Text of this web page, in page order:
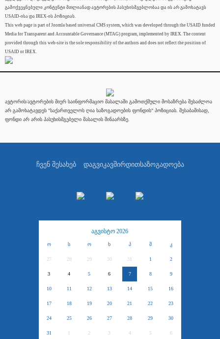
გამოქვეყნებული კონტენტი მთლიანად ავტორების პასუხისმგებლობაა და ის არ გამოხატავს
USAID-ისა და IREX-ის პოზიციას.
This web page is part of Joomla based universal CMS system, which was developed through the USAID funded
Media for Transparent and Accountable Governance (MTAG) program, implemented by IREX. The content
provided through this web-site is the sole responsibility of the authors and does not reflect the position of
USAID or IREX.
ავტორის/ავტორების მიერ საინფორმაციო მასალაში გამოთქმული მოსაზრება შესაძლოა
არ გამოხატავდეს "საქართველოს ღია საზოგადოების ფონდის" პოზიციას. შესაბამისად,
ფონდი არ არის პასუხისმგებელი მასალის შინაარსზე.
ჩვენ შესახებ დაგვიკავშირდითსაზოგადოება
აგვისტო 2026
ო ს ო ხ პ შ კ
27 28 29 30 31 1 2
3 4 5 6 7 8 9
10 11 12 13 14 15 16
17 18 19 20 21 22 23
24 25 26 27 28 29 30
31 1 2 3 4 5 6